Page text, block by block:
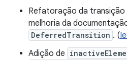
Refatoração da transição
melhoria da
DeferredTransition . (
Adição de